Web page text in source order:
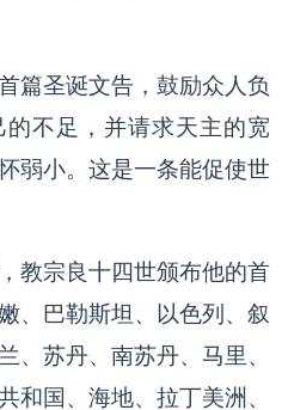
篇圣诞文告，鼓励众人负
不足，并请求天主的宽
弱小。这是一条能促使世
教宗良十四世颁布他的首
、巴勒斯坦、以色列、叙
、苏丹、南苏丹、马里、
和国、海地、拉丁美洲、